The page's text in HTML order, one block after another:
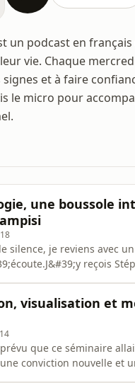
un podcast en
vie. Chaque
et à faire
le micro pour
une boussole
silence, je reviens avec
reçois
visualisation et
que ce séminaire
conviction nouvelle et